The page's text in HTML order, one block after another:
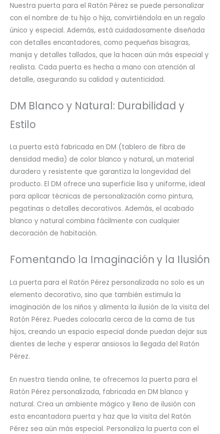
Nuestra puerta para el Ratón Pérez se puede personalizar
con el nombre de tu hijo o hija, convirtiéndola en un regalo
único y especial. Además, está cuidadosamente diseñada
con detalles encantadores, como pequeñas bisagras,
manija y detalles tallados, que la hacen aún más especial y
realista. Cada puerta es hecha a mano con atención al
detalle, asegurando su calidad y autenticidad.
DM Blanco y Natural: Durabilidad y
Estilo
La puerta está fabricada en DM (tablero de fibra de
densidad media) de color blanco y natural, un material
duradero y resistente que garantiza la longevidad del
producto. El DM ofrece una superficie lisa y uniforme, ideal
para aplicar técnicas de personalización como pintura,
pegatinas o detalles decorativos. Además, el acabado
blanco y natural combina fácilmente con cualquier
decoración de habitación.
Fomentando la Imaginación y la Ilusión
La puerta para el Ratón Pérez personalizada no solo es un
elemento decorativo, sino que también estimula la
imaginación de los niños y alimenta la ilusión de la visita del
Ratón Pérez. Puedes colocarla cerca de la cama de tus
hijos, creando un espacio especial donde puedan dejar sus
dientes de leche y esperar ansiosos la llegada del Ratón
Pérez.
En nuestra tienda online, te ofrecemos la puerta para el
Ratón Pérez personalizada, fabricada en DM blanco y
natural. Crea un ambiente mágico y lleno de ilusión con
esta encantadora puerta y haz que la visita del Ratón
Pérez sea aún más especial. Personaliza la puerta con el